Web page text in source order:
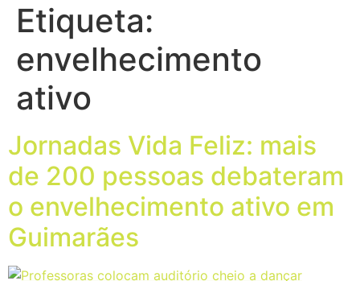
Etiqueta:
envelhecimento
ativo
Jornadas Vida Feliz: mais
de 200 pessoas debateram
o envelhecimento ativo em
Guimarães